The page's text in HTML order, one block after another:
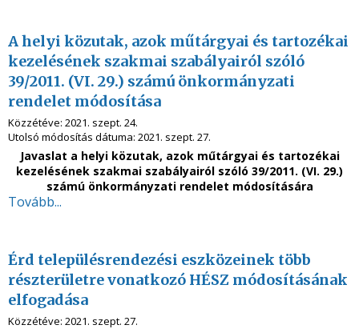
A helyi közutak, azok műtárgyai és tartozékai
kezelésének szakmai szabályairól szóló
39/2011. (VI. 29.) számú önkormányzati
rendelet módosítása
Közzétéve: 2021. szept. 24.
Utolsó módosítás dátuma: 2021. szept. 27.
Javaslat a helyi közutak, azok műtárgyai és tartozékai
kezelésének szakmai szabályairól szóló 39/2011. (VI. 29.)
számú önkormányzati rendelet módosítására
Tovább...
Érd településrendezési eszközeinek több
részterületre vonatkozó HÉSZ módosításának
elfogadása
Közzétéve: 2021. szept. 27.